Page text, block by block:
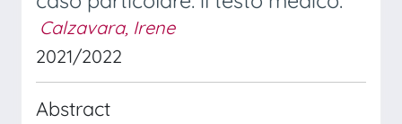
Calzavara, Irene
2021/2022
Abstract